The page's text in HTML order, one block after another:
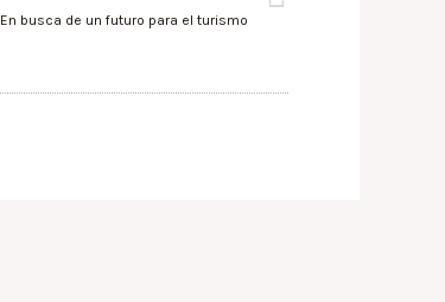
En busca de un futuro para el turismo